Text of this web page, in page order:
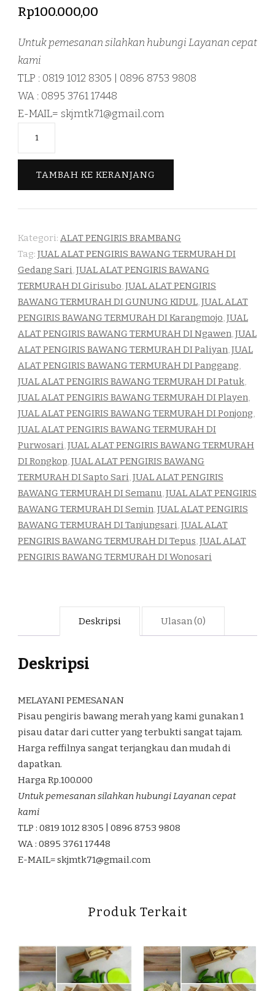
Rp100.000,00
Untuk pemesanan silahkan hubungi Layanan cepat
kami
TLP : 0819 1012 8305 | 0896 8753 9808
WA : 0895 3761 17448
E-MAIL= skjmtk71@gmail.com
DI
GUNUNG
KIDUL
TAMBAH KE KERANJANG
Kategori: ALAT PENGIRIS BRAMBANG
Tag: JUAL ALAT PENGIRIS BAWANG TERMURAH DI
Gedang Sari,JUAL ALAT PENGIRIS BAWANG
TERMURAH DI Girisubo,JUAL ALAT PENGIRIS
BAWANG TERMURAH DI GUNUNG KIDUL,JUAL ALAT
PENGIRIS BAWANG TERMURAH DI Karangmojo,JUAL
ALAT PENGIRIS BAWANG TERMURAH DI Ngawen,JUAL
ALAT PENGIRIS BAWANG TERMURAH DI Paliyan,JUAL
ALAT PENGIRIS BAWANG TERMURAH DI Panggang,
JUAL ALAT PENGIRIS BAWANG TERMURAH DI Patuk,
JUAL ALAT PENGIRIS BAWANG TERMURAH DI Playen,
JUAL ALAT PENGIRIS BAWANG TERMURAH DI Ponjong,
JUAL ALAT PENGIRIS BAWANG TERMURAH DI
Purwosari,JUAL ALAT PENGIRIS BAWANG TERMURAH
DI Rongkop,JUAL ALAT PENGIRIS BAWANG
TERMURAH DI Sapto Sari,JUAL ALAT PENGIRIS
BAWANG TERMURAH DI Semanu,JUAL ALAT PENGIRIS
BAWANG TERMURAH DI Semin,JUAL ALAT PENGIRIS
BAWANG TERMURAH DI Tanjungsari,JUAL ALAT
PENGIRIS BAWANG TERMURAH DI Tepus,JUAL ALAT
PENGIRIS BAWANG TERMURAH DI Wonosari
Deskripsi Ulasan (0)
Deskripsi
MELAYANI PEMESANAN
Pisau pengiris bawang merah yang kami gunakan 1
pisau datar dari cutter yang terbukti sangat tajam.
Harga reffilnya sangat terjangkau dan mudah di
dapatkan.
Harga Rp.100.000
Untuk pemesanan silahkan hubungi Layanan cepat
kami
TLP : 0819 1012 8305 | 0896 8753 9808
WA : 0895 3761 17448
E-MAIL=skjmtk71@gmail.com
Produk Terkait